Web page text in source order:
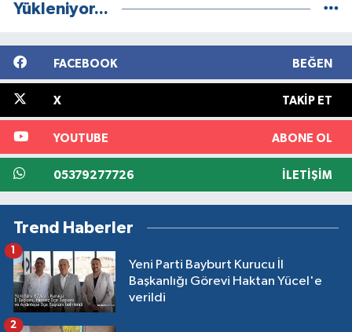
Yükleniyor...
FACEBOOK BEĞEN
X TAKIP ET
YOUTUBE ABONE OL
05379277726 İLETIŞIM
Trend Haberler
Yeni Parti Bayburt Kurucu İl
Başkanlığı Görevi Haktan Yücel'e
verildi
1
2